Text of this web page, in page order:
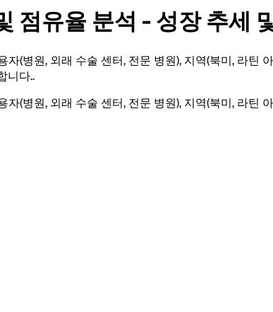
점유율 분석 - 성장 추
(병원, 외래 수술 센터, 전문 병원), 지역(북미, 라틴
니다..
(병원, 외래 수술 센터, 전문 병원), 지역(북미, 라틴